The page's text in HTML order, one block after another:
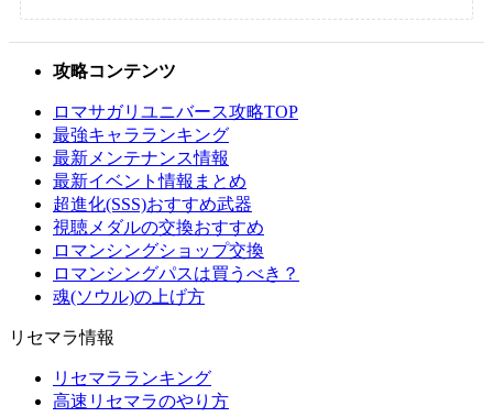
攻略コンテンツ
ロマサガリユニバース攻略TOP
最強キャラランキング
最新メンテナンス情報
最新イベント情報まとめ
超進化(SSS)おすすめ武器
視聴メダルの交換おすすめ
ロマンシングショップ交換
ロマンシングパスは買うべき？
魂(ソウル)の上げ方
リセマラ情報
リセマラランキング
高速リセマラのやり方